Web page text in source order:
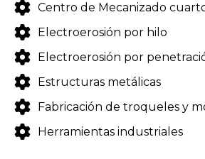
Centro de Mecanizado
Electroerosión por hilo
Electroerosión por
Estructuras metálicas
Fabricación de troqueles y
Herramientas industriales